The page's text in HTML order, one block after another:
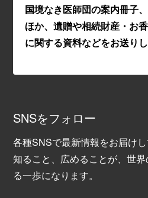
国境なき医師団の案内冊子
ほか、遺贈や相続財産・お
に関する資料などをお送りし
SNSをフォロー
各種SNSで最新情報をお届けし
知ること、広めることが、世
る一歩になります。